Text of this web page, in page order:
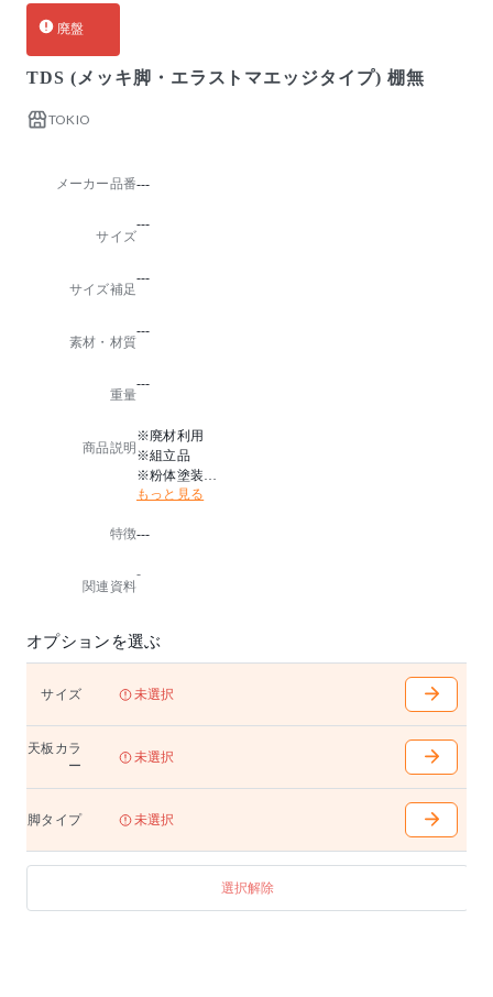
廃盤
TDS (メッキ脚・エラストマエッジタイプ) 棚無
TOKIO
メーカー品番---
サイズ
---
サイズ補足
---
素材・材質
---
重量
---
商品説明
※廃材利用
※組立品
※粉体塗装
※グリーン購入適合品
もっと見る
特徴---
関連資料
-
オプションを選ぶ
サイズ 未選択
天板カラ
ー
未選択
脚タイプ 未選択
選択解除